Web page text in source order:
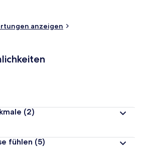
anzeigen
(2)
fühlen (5)